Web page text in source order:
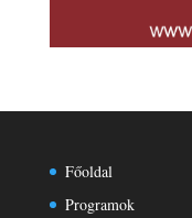
Főoldal
Programok